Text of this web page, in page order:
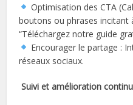
Optimisation des CTA
boutons ou phrases incitant
“Téléchargez notre guide
Encourager le partage :
réseaux sociaux.
Suivi et amélioration